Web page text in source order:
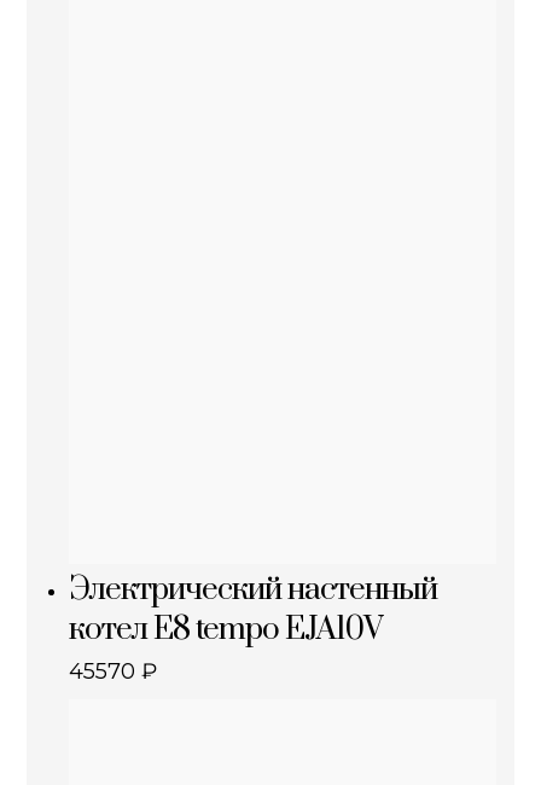
Электрический настенный
котел E8 tempo EJA10V
45570₽